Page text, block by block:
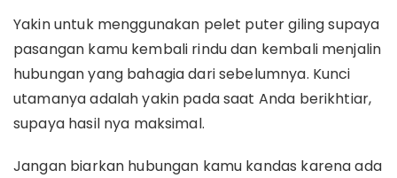
Yakin untuk menggunakan pelet puter giling supaya
pasangan kamu kembali rindu dan kembali menjalin
hubungan yang bahagia dari sebelumnya. Kunci
utamanya adalah yakin pada saat Anda berikhtiar,
supaya hasil nya maksimal.
Jangan biarkan hubungan kamu kandas karena ada